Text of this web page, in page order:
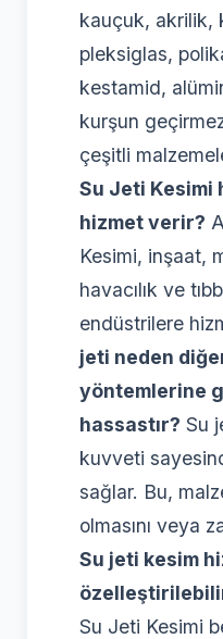
kauçuk, akrilik,
pleksiglas,
kestamid,
kurşun
çeşitli
Su Jeti Kesimi
hizmet verir?
Kesimi, inşaat,
havacılık ve
endüstrilere
jeti neden
yöntemlerine
hassastır? Su
kuvveti
sağlar. Bu,
olmasını veya
Su jeti kesim
Su Jeti Kesimi